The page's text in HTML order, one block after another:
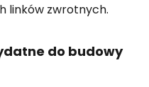
linków zwrotnych.
do budowy